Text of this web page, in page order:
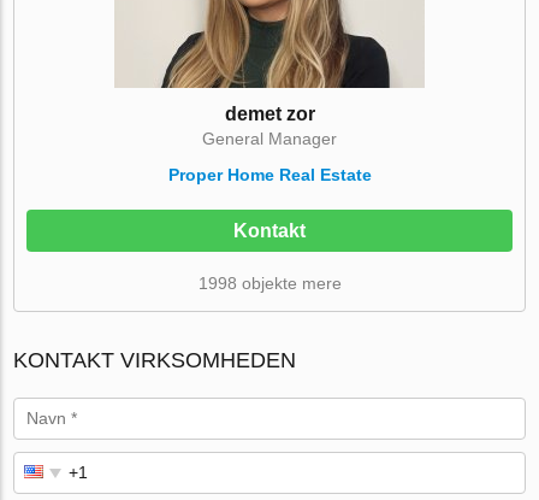
demet zor
General Manager
Proper Home Real Estate
Kontakt
1998 objekte mere
KONTAKT VIRKSOMHEDEN